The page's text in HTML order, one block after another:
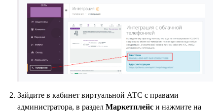
Зайдите в кабинет виртуальной АТС с правами
администратора, в разделМаркетплейс и нажмите на